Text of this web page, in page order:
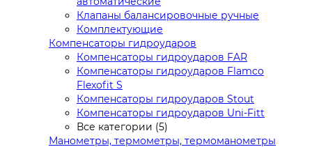
Клапаны балансировочные ручные
Комплектующие
Компенсаторы гидроударов
Компенсаторы гидроударов FAR
Компенсаторы гидроударов Flamco
Flexofit S
Компенсаторы гидроударов Stout
Компенсаторы гидроударов Uni-Fitt
Все категории (5)
Манометры, термометры, термоманометры